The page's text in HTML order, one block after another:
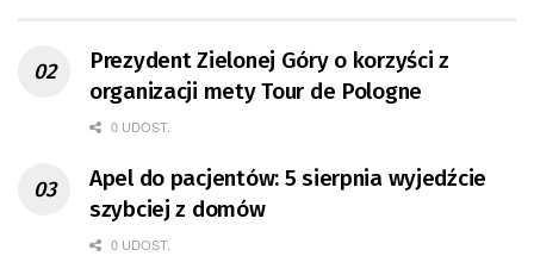
Prezydent Zielonej Góry o korzyści z
organizacji mety Tour de Pologne
0 UDOST.
Apel do pacjentów: 5 sierpnia wyjedźcie
szybciej z domów
0 UDOST.